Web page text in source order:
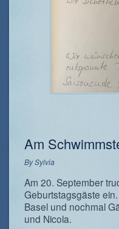
Am
BySylvia
Am 20. September
Geburtstagsgäste
Basel und nochmal
und Nicola.